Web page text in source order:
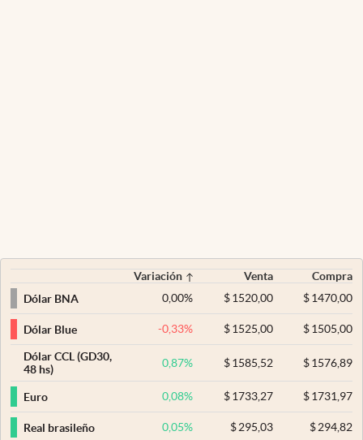
Variación Venta
Compra
Dólar BNA
0,00% $ 1520,00 $1470,00
Dólar Blue -0,33% $ 1525,00 $1505,00
Dólar CCL (GD30,
48 hs)
0,87% $ 1585,52 $1576,89
Euro 0,08% $ 1733,27 $1731,97
Real brasileño 0,05% $295,03 $294,82